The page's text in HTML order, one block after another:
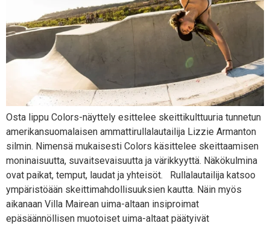
Osta lippu Colors-näyttely esittelee skeittikulttuuria tunnetun
amerikansuomalaisen ammattirullalautailija Lizzie Armanton
silmin. Nimensä mukaisesti Colors käsittelee skeittaamisen
moninaisuutta, suvaitsevaisuutta ja värikkyyttä. Näkökulmina
ovat paikat, temput, laudat ja yhteisöt. Rullalautailija katsoo
ympäristöään skeittimahdollisuuksien kautta. Näin myös
aikanaan Villa Mairean uima-altaan insiproimat
epäsäännöllisen muotoiset uima-altaat päätyivät